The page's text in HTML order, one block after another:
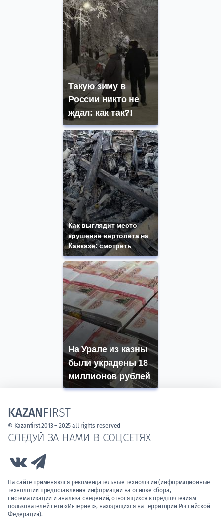
Такую зиму в
России никто не
ждал: как так?!
Как выглядит место
крушение вертолета на
Кавказе: смотреть
На Урале из казны
были украдены 18
миллионов рублей
СЛЕДУЙ ЗА НАМИ В СОЦСЕТЯХ
Link to Vk
На сайте применяются рекомендательные технологии (информационные
технологии предоставления информации на основе сбора,
систематизации и анализа сведений, относящихся к предпочтениям
пользователей сети «Интернет», находящихся на территории Российской
Федерации).
KAZANFIRST
© Kazanfirst 2013 – 2025 all rights reserved